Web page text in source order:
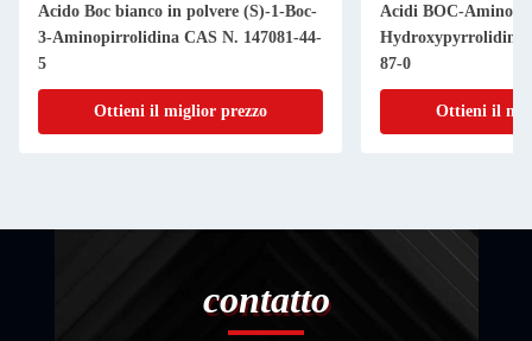
Acido Boc bianco in polvere (S)-1-Boc-
3-Aminopirrolidina CAS N. 147081-44-
5
Ottieni il miglior prezzo
Acidi BOC-Amino
Hydroxypyrrolidine
87-0
Ottieni il
contatto